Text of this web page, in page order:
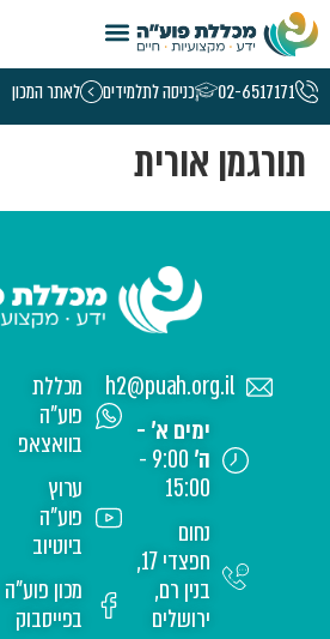
02-6517171 כניסה לתלמידים לאתר המכון
תורגמן אורית
h2@puah.org.il
ימים א' -
ה'
9:00 -
15:00
נחום
חפצדי 17,
בנין רם,
ירושלים
מכללת
פוע"ה
בוואצאפ
ערוץ
פוע"ה
ביוטיוב
מכון פוע"ה
בפייסבוק